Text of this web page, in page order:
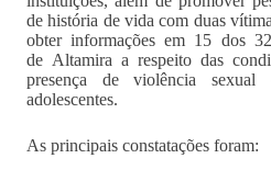
de história de vida com duas
obter informações em 15 dos
de Altamira a respeito das
presença de violência sexual
adolescentes.
As principais constatações foram: